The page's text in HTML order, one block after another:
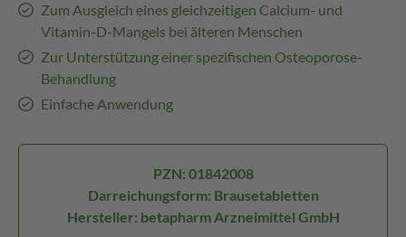
Zum Ausgleich eines gleichzeitigen Calcium- und
Vitamin-D-Mangels bei älteren Menschen
Zur Unterstützung einer spezifischen Osteoporose-
Behandlung
Einfache Anwendung
PZN: 01842008
Darreichungsform: Brausetabletten
Hersteller: betapharm Arzneimittel GmbH